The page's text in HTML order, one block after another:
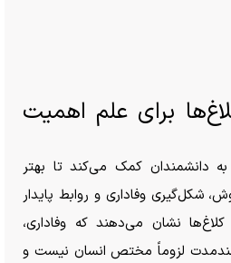
برای علم اهمیت
دانشمندان کمک می‌کند تا بهتر
شکل‌گیری وفاداری و روابط پایدار
نشان می‌دهند که وفاداری،
لزوماً مختص انسان نیست و